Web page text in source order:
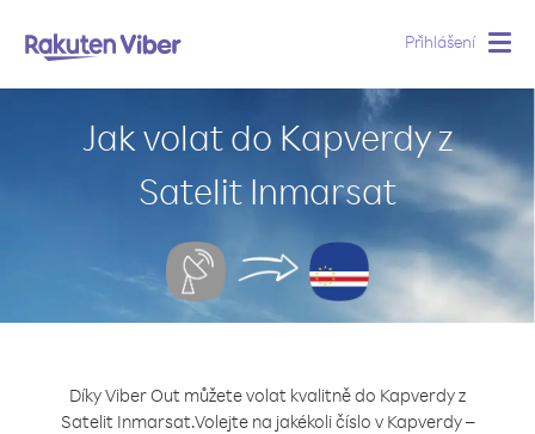
Přihlášení
Jak volat do Kapverdy z
Satelit Inmarsat
Díky Viber Out můžete volat kvalitně do Kapverdy z
Satelit Inmarsat.Volejte na jakékoli číslo v Kapverdy –